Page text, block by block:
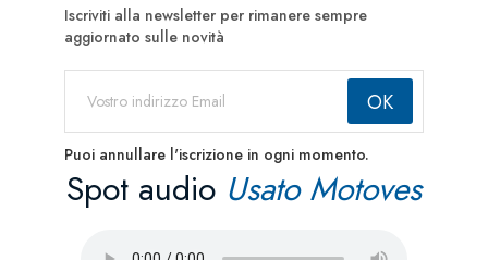
Iscriviti alla newsletter per rimanere sempre
aggiornato sulle novità
Puoi annullare l'iscrizione in ogni momento.
Spot audio Usato Motoves